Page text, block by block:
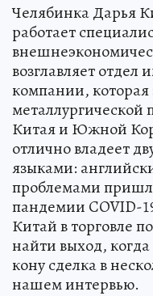
Челябинка Дарья
работает
возглавляет отдел
компании, которая
металлургической
Китая и Южной
отлично владеет
языками:
проблемами
пандемии COVID-
Китай в торговле
найти выход,
кону сделка в
нашем интервью.